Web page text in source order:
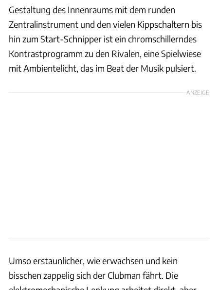
Gestaltung des Innenraums mit dem runden
Zentralinstrument und den vielen Kippschaltern bis
hin zum Start-Schnipper ist ein chromschillerndes
Kontrastprogramm zu den Rivalen, eine Spielwiese
mit Ambientelicht, das im Beat der Musik pulsiert.
ANZEIGE
Umso erstaunlicher, wie erwachsen und kein
bisschen zappelig sich der Clubman fährt. Die